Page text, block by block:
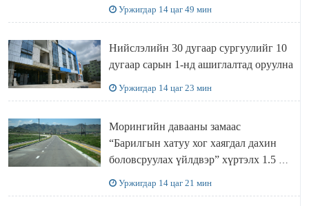
Уржигдар 14 цаг 49 мин
Нийслэлийн 30 дугаар сургуулийг 10
дугаар сарын 1-нд ашиглалтад оруулна
Уржигдар 14 цаг 23 мин
Морингийн давааны замаас
“Барилгын хатуу хог хаягдал дахин
боловсруулах үйлдвэр” хүртэлх 1.5 км
Уржигдар 14 цаг 21 мин